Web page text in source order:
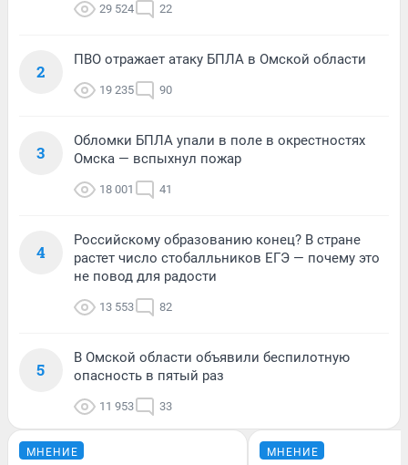
29 524 22
2
ПВО отражает атаку БПЛА в Омской области
19 235 90
3
Обломки БПЛА упали в поле в окрестностях
Омска — вспыхнул пожар
18 001 41
4
Российскому образованию конец? В стране
растет число стобалльников ЕГЭ — почему это
не повод для радости
13 553 82
5
В Омской области объявили беспилотную
опасность в пятый раз
11 953 33
МНЕНИЕ МНЕНИЕ